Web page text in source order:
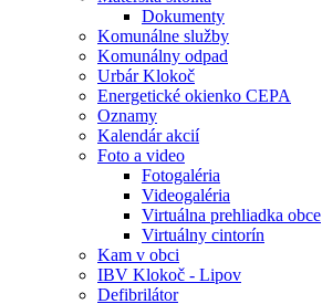
Dokumenty
Komunálne služby
Komunálny odpad
Urbár Klokoč
Energetické okienko CEPA
Oznamy
Kalendár akcií
Foto a video
Fotogaléria
Videogaléria
Virtuálna prehliadka obce
Virtuálny cintorín
Kam v obci
IBV Klokoč - Lipov
Defibrilátor